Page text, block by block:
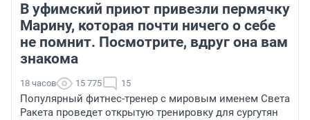
В уфимский приют привезли пермячку
Марину, которая почти ничего о себе
не помнит. Посмотрите, вдруг она вам
знакома
18 часов 15 775 15
Популярный фитнес-тренер с мировым именем Света
Ракета проведет открытую тренировку для сургутян